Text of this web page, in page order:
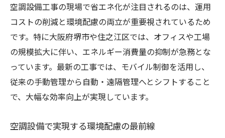
空調設備工事の現場で省エネ化が注目されるのは、運用
コストの削減と環境配慮の両立が重要視されているため
です。特に大阪府堺市や住之江区では、オフィスや工場
の規模拡大に伴い、エネルギー消費量の抑制が急務とな
っています。最新の工事では、モバイル制御を活用し、
従来の手動管理から自動・遠隔管理へとシフトすること
で、大幅な効率向上が実現しています。
空調設備で実現する環境配慮の最前線